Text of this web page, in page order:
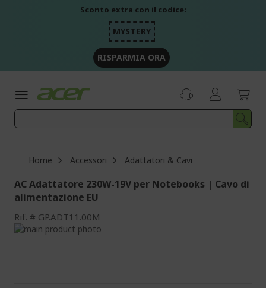
Sconto extra con il codice:
MYSTERY
RISPARMIA ORA
Home Accessori Adattatori & Cavi
AC Adattatore 230W-19V per Notebooks | Cavo di
alimentazione EU
Rif. GP.ADT11.00M
Vai